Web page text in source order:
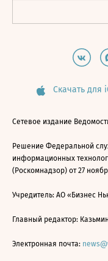
Скачать для
Сетевое издание
Решение Федеральной
информационных
(Роскомнадзор) от 27
Учредитель: АО «Бизнес
Главный редактор:
Электронная почта: